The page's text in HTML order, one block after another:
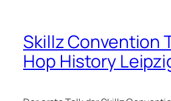
Skillz Convention
Hop History